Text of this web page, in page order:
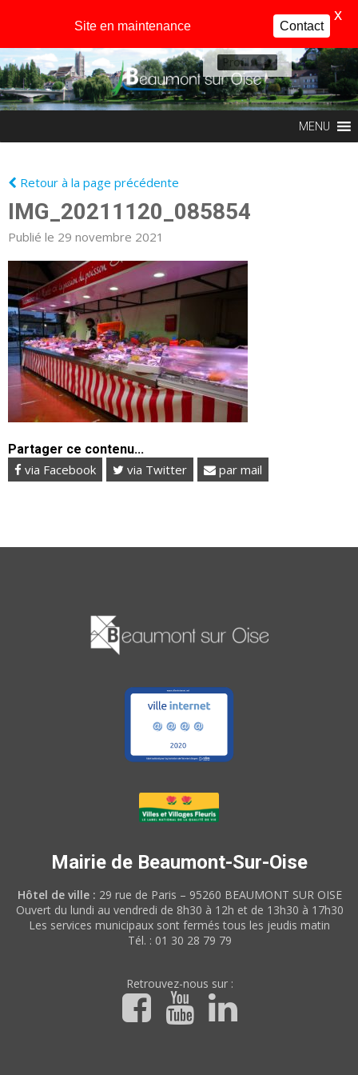
Profil
MENU
Retour à la page précédente
IMG_20211120_085854
Publié le 29 novembre 2021
Partager ce contenu...
via Facebook via Twitter par mail
Mairie de Beaumont-Sur-Oise
Hôtel de ville : 29 rue de Paris – 95260 BEAUMONT SUR OISE
Ouvert du lundi au vendredi de 8h30 à 12h et de 13h30 à 17h30
Les services municipaux sont fermés tous les jeudis matin
Tél. : 01 30 28 79 79
Retrouvez-nous sur :
Site en maintenance Contact
X